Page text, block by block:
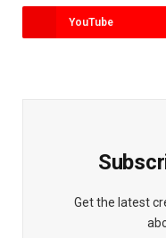
YouTube
Get the latest